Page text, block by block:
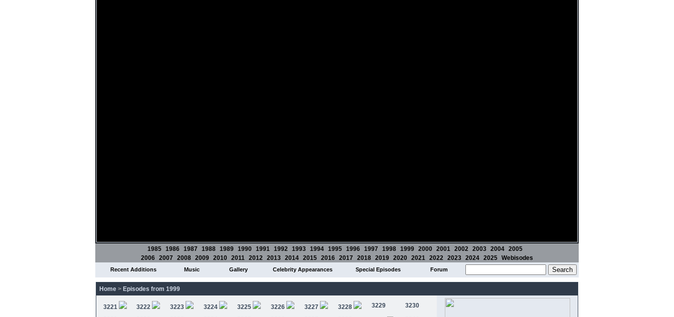
1985 1986 1987 1988 1989 1990 1991 1992 1993 1994 1995 1996 1997 1998 1999 2000 2001 2002 2003 2004 2005
2006 2007 2008 2009 2010 2011 2012 2013 2014 2015 2016 2017 2018 2019 2020 2021 2022 2023 2024 2025 Webisodes
Recent Additions Music Gallery Celebrity Appearances Special Episodes Forum
Home > Episodes from 1999
3221 3222 3223 3224 3225 3226 3227 3228 3229 3230